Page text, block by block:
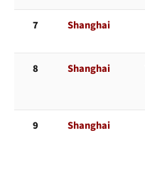
7 Shanghai
8 Shanghai
9 Shanghai